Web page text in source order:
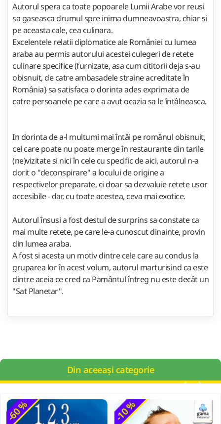
Autorul spera ca toate popoarele Lumii Arabe vor reusi
sa gaseasca drumul spre inima dumneavoastra, chiar si
pe aceasta cale, cea culinara.
Excelentele relatii diplomatice ale României cu lumea
araba au permis autorului acestei culegeri de retete
culinare specifice (furnizate, asa cum cititorii deja s-au
obisnuit, de catre ambasadele straine acreditate în
România} sa satisfaca o dorinta ades exprimata de
catre persoanele pe care a avut ocazia sa le întâlneasca.
In dorinta de a-l multumi mai întâi pe românul obisnuit,
cel care poate nu poate merge în restaurante din tarile
(ne)vizitate si nici în cele cu specific de aici, autorul n-a
dorit o "deconspirare" a locului de origine a
respectivelor preparate, ci doar sa dezvaluie retete usor
accesibile - dar, cu toate acestea, ceva mai exotice.
Autorul însusi a fost destul de surprins sa constate ca
mai multe retete, pe care le-a cunoscut dinainte, provin
din lumea araba.
A fost si acesta un motiv dintre cele care au condus la
gruparea lor în acest volum, autorul marturisind ca este
dintre aceia ce cred ca Pamântul întreg nu este decât un
"Sat Planetar".
Din aceeași categorie
-60 % -10 %